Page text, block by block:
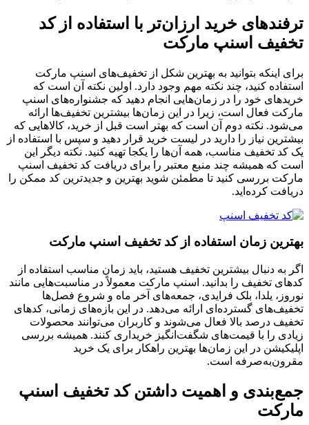
ترفندهای خرید ارزان‌تر با استفاده از کد
تخفیف اسنپ مارکت
برای اینکه بتوانید به بهترین شکل از تخفیف‌های اسنپ مارکت
استفاده کنید، چند نکته مهم وجود دارد. اولین نکته آن است که
خریدهای خود را در زمان‌هایی انجام دهید که جشنواره‌های اسنپ
مارکت فعال است، زیرا در این زمان‌ها بیشترین تخفیف‌ها ارائه
می‌شود. نکته دوم آن است که بهتر است قبل از خرید، کالاهایی که
بیشترین نیاز را دارید در لیست خرید قرار دهید و سپس با استفاده از
یک کد تخفیف مناسب، همه آن‌ها را یکجا تهیه کنید. نکته دیگر این
است که همیشه چند منبع معتبر را برای دریافت کد تخفیف اسنپ
مارکت بررسی کنید تا مطمئن شوید بهترین و جدیدترین کد ممکن را
دریافت کرده‌اید.
بهترین زمان استفاده از کد تخفیف اسنپ مارکت
اگر به دنبال بیشترین تخفیف هستید، باید زمان مناسب استفاده از
کدهای تخفیف را بدانید. اسنپ مارکت معمولاً در مناسبت‌هایی مانند
نوروز، یلدا، بلک فرایدی، جمعه‌های آخر ماه و شروع فصل‌ها
تخفیف‌های گسترده‌ای ارائه می‌دهد. در این بازه‌های زمانی، کدهای
تخفیف درصد بالا فعال می‌شوند و کاربران می‌توانند محصولات
زیادی را با قیمت‌های شگفت‌انگیز خریداری کنند. همیشه بررسی
اپلیکیشن در این زمان‌ها بهترین راهکار برای یک خرید
مقرون‌به‌صرفه است.
جمع‌بندی و اهمیت داشتن کد تخفیف اسنپ
مارکت